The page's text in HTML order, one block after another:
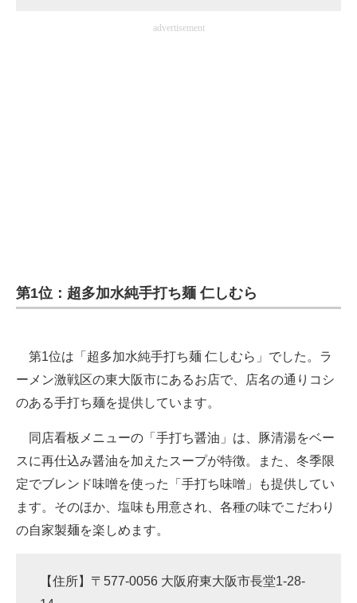
advertisement
第1位：超多加水純手打ち麺 仁しむら
第1位は「超多加水純手打ち麺 仁しむら」でした。ラ
ーメン激戦区の東大阪市にあるお店で、店名の通りコシ
のある手打ち麺を提供しています。
同店看板メニューの「手打ち醤油」は、豚清湯をベー
スに再仕込み醤油を加えたスープが特徴。また、冬季限
定でブレンド味噌を使った「手打ち味噌」も提供してい
ます。そのほか、塩味も用意され、各種の味でこだわり
の自家製麺を楽しめます。
【住所】〒577-0056 大阪府東大阪市長堂1-28-